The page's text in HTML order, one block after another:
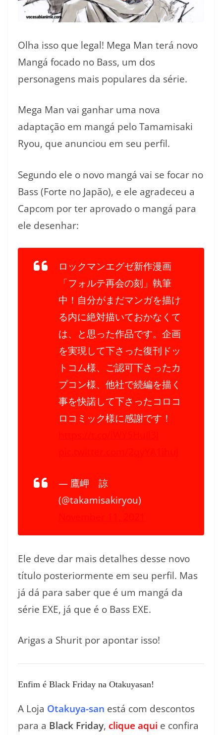
Olha isso que legal! Mega Man terá novo
Mangá focado no Bass, um dos
personagens mais populares da série.
Mega Man vai ganhar uma nova
adaptação em mangá pelo Tamamisaki
Ryou, que anunciou em seu perfil.
Segundo ele o novo mangá vai se focar no
Bass (Forte no Japão), e ele agradeceu a
Capcom por ter aprovado o mangá para
ele desenhar:
ロックマンエグゼ新作漫画
「フォルテ再会の刻」執筆
中！自分がまだマンガを描け
る内に絶対描いておかなくて
は、と思った作品です。企画
を実現して下さった復刊ドッ
トコム様、ご認可下さったカ
プコン様、他社で続編を描く
事を快諾して下さったコロコ
ロコミック様に感謝です！
— 鷹岬 諒
(@takamisakiryou)
Ele deve dar mais detalhes desse novo
título posteriormente em seu perfil. Mas
já dá para saber que é um mangá da
série EXE, já que é o Bass EXE.
Arigas a Shurit por apontar isso!
Enfim é Black Friday na Otakuyasan!
A Loja Otakuya-san está com descontos
para a Black Friday, clique aqui e confira